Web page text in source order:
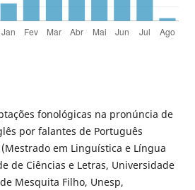
fonológicas na pronúncia de
por falantes de Português
em Linguística e Língua
de Ciências e Letras, Universidade
Mesquita Filho, Unesp,